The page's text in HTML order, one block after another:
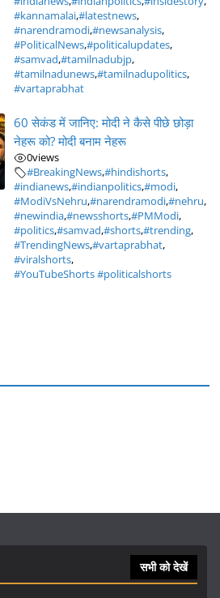
#kannamalai,#latestnews,
#narendramodi,#newsanalysis,
#PoliticalNews,#politicalupdates,
#samvad,#tamilnadubjp,
#tamilnadunews,#tamilnadupolitics,
#vartaprabhat
60 सेकंड में जानिए: मोदी ने कैसे पीछे छोड़ा
नेहरू को? मोदी बनाम नेहरू
0views
#BreakingNews,#hindishorts,
#indianews,#indianpolitics,#modi,
#ModiVsNehru,#narendramodi,#nehru,
#newindia,#newsshorts,#PMModi,
#politics,#samvad,#shorts,#trending,
#TrendingNews,#vartaprabhat,
#viralshorts,
#YouTubeShorts #politicalshorts
सभी को देखें